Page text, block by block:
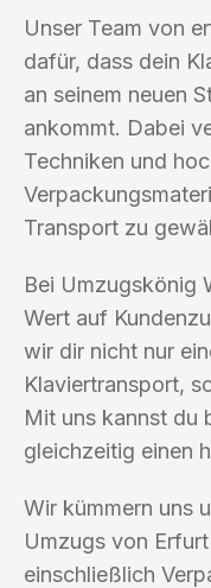
Unser Team von
dafür, dass dein
an seinem neuen
ankommt. Dabei
Techniken und
Transport zu
Bei Umzugskönig
Wert auf
wir dir nicht nur
Klaviertransport,
Mit uns kannst du
gleichzeitig einen
Wir kümmern uns
Umzugs von
einschließlich